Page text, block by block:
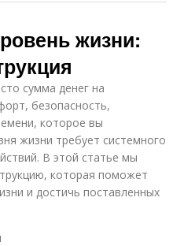
жизни:
сумма денег на
безопасность,
которое вы
жизни требует системного
В этой статье мы
которая поможет
и достичь поставленных